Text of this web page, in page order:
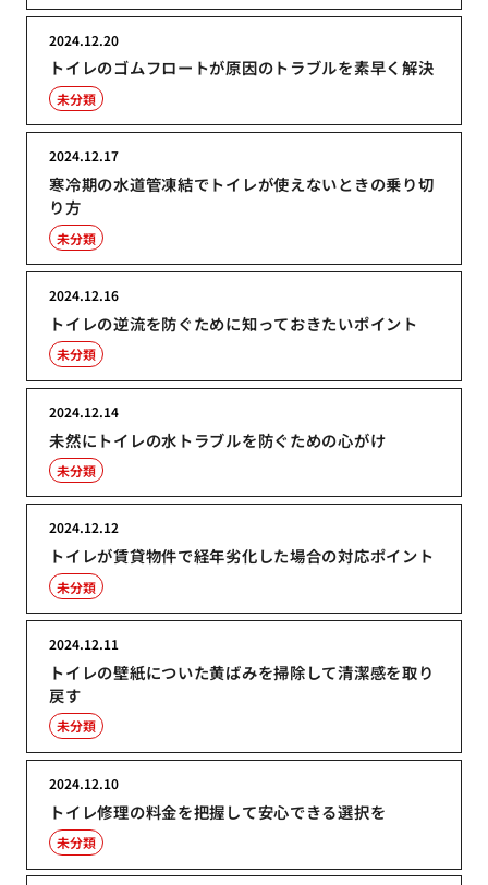
トイレのゴムフロートが原因のトラブルを素早く解決
2024.12.20
未分類
寒冷期の水道管凍結でトイレが使えないときの乗り切
り方
2024.12.17
未分類
トイレの逆流を防ぐために知っておきたいポイント
2024.12.16
未分類
未然にトイレの水トラブルを防ぐための心がけ
2024.12.14
未分類
トイレが賃貸物件で経年劣化した場合の対応ポイント
2024.12.12
未分類
トイレの壁紙についた黄ばみを掃除して清潔感を取り
戻す
2024.12.11
未分類
トイレ修理の料金を把握して安心できる選択を
2024.12.10
未分類